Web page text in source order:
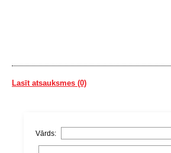
Lasīt atsauksmes (0)
Vārds: